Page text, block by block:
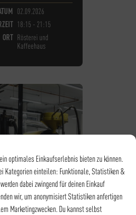
optimales Einkaufserlebnis bieten zu können.
Kategorien einteilen: Funktionale, Statistiken &
dabei zwingend für deinen Einkauf
wir, um anonymisiert Statistiken anfertigen
Marketingzwecken. Du kannst selbst
02.09.2026
18:15 - 21:15
ORT Rösterei und
Kaffeehaus
- RÖSTEREIFÜHRUNGEN